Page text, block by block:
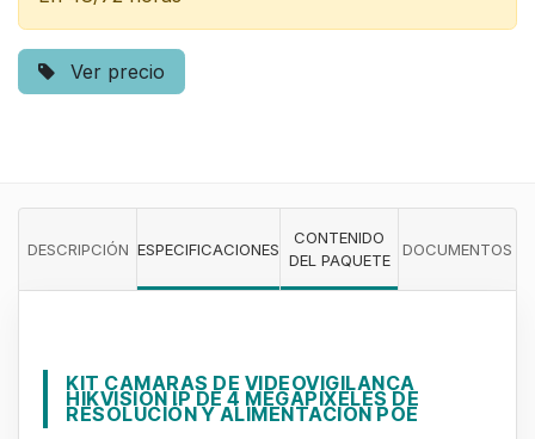
Ver precio
DESCRIPCIÓN ESPECIFICACIONES
CONTENIDO
DEL PAQUETE
DOCUMENTOS
KIT CAMARAS DE VIDEOVIGILANCA
HIKVISION IP DE 4 MEGAPÍXELES DE
RESOLUCIÓN Y ALIMENTACION POE